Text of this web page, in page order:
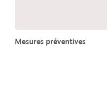
Mesures préventives